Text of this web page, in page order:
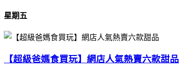
星期五
【超級爸媽食買玩】網店人氣熱賣六款甜品